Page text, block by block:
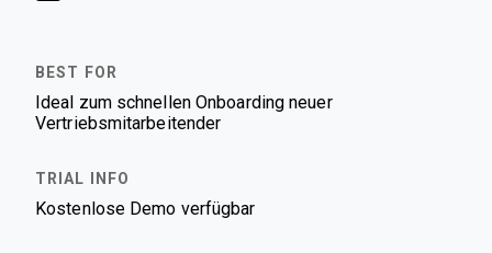
Ideal zum schnellen Onboarding neuer
Vertriebsmitarbeitender
Kostenlose Demo verfügbar